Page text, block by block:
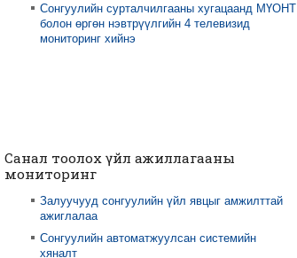
Сонгуулийн сурталчилгааны хугацаанд МҮОНТ
болон өргөн нэвтрүүлгийн 4 телевизид
мониторинг хийнэ
Санал тоолох үйл ажиллагааны
мониторинг
Залуучууд сонгуулийн үйл явцыг амжилттай
ажиглалаа
Сонгуулийн автоматжуулсан системийн
хяналт